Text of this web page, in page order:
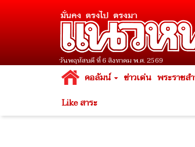
วันพฤหัสบดี ที่ 6 สิงหาคม พ.ศ. 2569
คอลัมน์ ข่าวเด่น พระราชส
Like สาระ